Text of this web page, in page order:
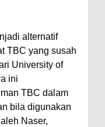
alternatif
TBC yang susah
University of
ini
TBC dalam
bila digunakan
Naser,